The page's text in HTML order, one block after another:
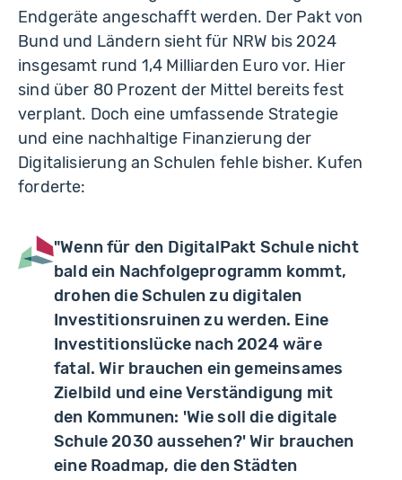
Endgeräte angeschafft werden. Der Pakt von
Bund und Ländern sieht für NRW bis 2024
insgesamt rund 1,4 Milliarden Euro vor. Hier
sind über 80 Prozent der Mittel bereits fest
verplant. Doch eine umfassende Strategie
und eine nachhaltige Finanzierung der
Digitalisierung an Schulen fehle bisher. Kufen
forderte:
"Wenn für den DigitalPakt Schule nicht
bald ein Nachfolgeprogramm kommt,
drohen die Schulen zu digitalen
Investitionsruinen zu werden. Eine
Investitionslücke nach 2024 wäre
fatal. Wir brauchen ein gemeinsames
Zielbild und eine Verständigung mit
den Kommunen: 'Wie soll die digitale
Schule 2030 aussehen?' Wir brauchen
eine Roadmap, die den Städten